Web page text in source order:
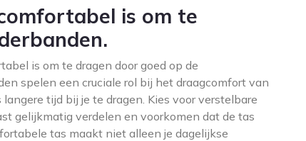
is om te
is om te dragen door goed op de
spelen een cruciale rol bij het draagcomfort van
tijd bij je te dragen. Kies voor verstelbare
gelijkmatig verdelen en voorkomen dat de tas
tas maakt niet alleen je dagelijkse